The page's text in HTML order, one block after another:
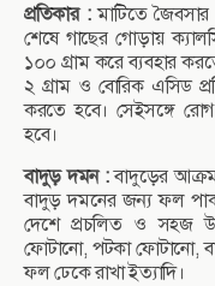
প্রতিকার :মাটিতে
শেষে গাছের গোড়ায়
১০০ গ্রাম করে ব্যবহার
২ গ্রাম ও বোরিক এসিড
করতে হবে। সেইসঙ্গে
হবে।
বাদুড় দমন :বাদুড়ের
বাদুড় দমনের জন্য ফল
দেশে প্রচলিত ও সহজ
ফোটানো, পটকা ফোটানো,
ফল ঢেকে রাখা ইত্যাদি।